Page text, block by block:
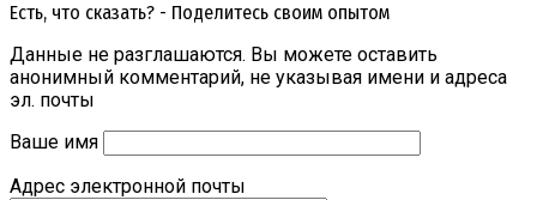
Есть, что сказать? - Поделитесь своим опытом
Данные не разглашаются. Вы можете оставить
анонимный комментарий, не указывая имени и адреса
эл. почты
Ваше имя
Адрес электронной почты